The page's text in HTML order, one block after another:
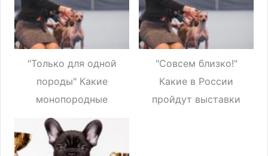
"Только для одной
породы" Какие
монопородные
выставки состоятся
в 2022 году?
"Совсем близко!"
Какие в России
пройдут выставки